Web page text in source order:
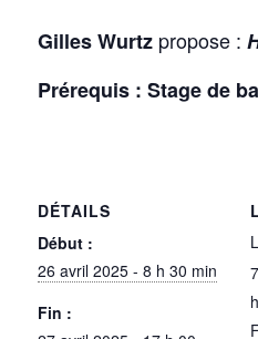
Gilles Wurtz propose :
Prérequis : Stage de
DÉTAILS
Début :
26 avril 2025 - 8 h 30 min
Fin :